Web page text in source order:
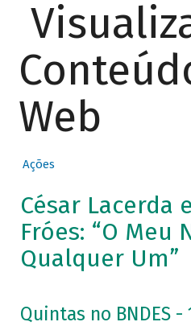
Web
Ações
César Lacerda
Fróes: “O Meu
Qualquer Um”
Quintas no BNDES -